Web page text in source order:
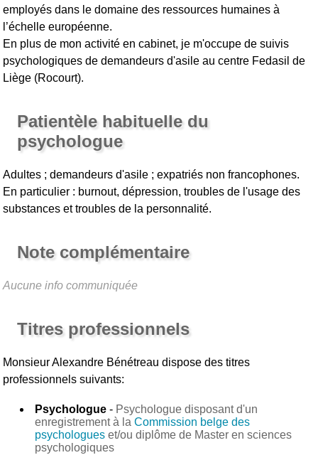
employés dans le domaine des ressources humaines à
l’échelle européenne.
En plus de mon activité en cabinet, je m'occupe de suivis
psychologiques de demandeurs d'asile au centre Fedasil de
Liège (Rocourt).
Patientèle habituelle du
psychologue
Adultes ; demandeurs d'asile ; expatriés non francophones.
En particulier : burnout, dépression, troubles de l'usage des
substances et troubles de la personnalité.
Note complémentaire
Aucune info communiquée
Titres professionnels
Monsieur Alexandre Bénétreau dispose des titres
professionnels suivants:
Psychologue - Psychologue disposant d'un
enregistrement à laCommission belge des
psychologues et/ou diplôme de Master en sciences
psychologiques